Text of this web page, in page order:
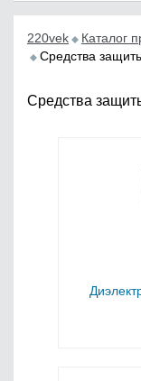
220vek
Каталог
Средства
Средства